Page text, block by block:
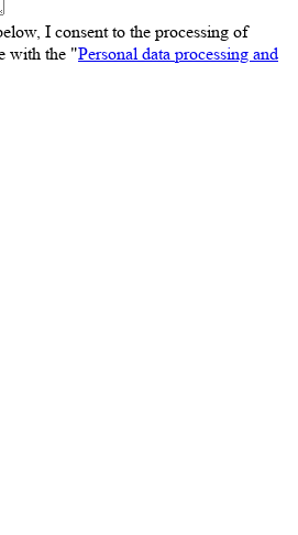
I consent to the processing of
with the "Personal data processing and